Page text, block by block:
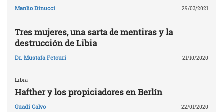
Manlio Dinucci 29/03/2021
Tres mujeres, una sarta de mentiras y la
destrucción de Libia
Dr. Mustafa Fetouri 21/10/2020
Libia
Hafther y los propiciadores en Berlín
Guadi Calvo 22/01/2020